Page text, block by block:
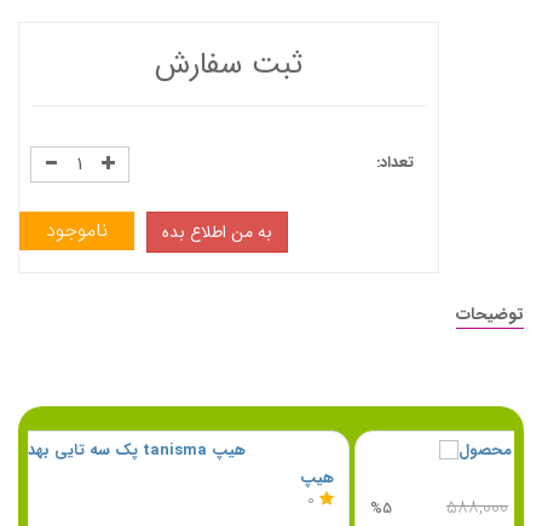
ثبت سفارش
تعداد:
ناموجود به من اطلاع بده
توضیحات
%12 ۴۰۰,۰۰۰